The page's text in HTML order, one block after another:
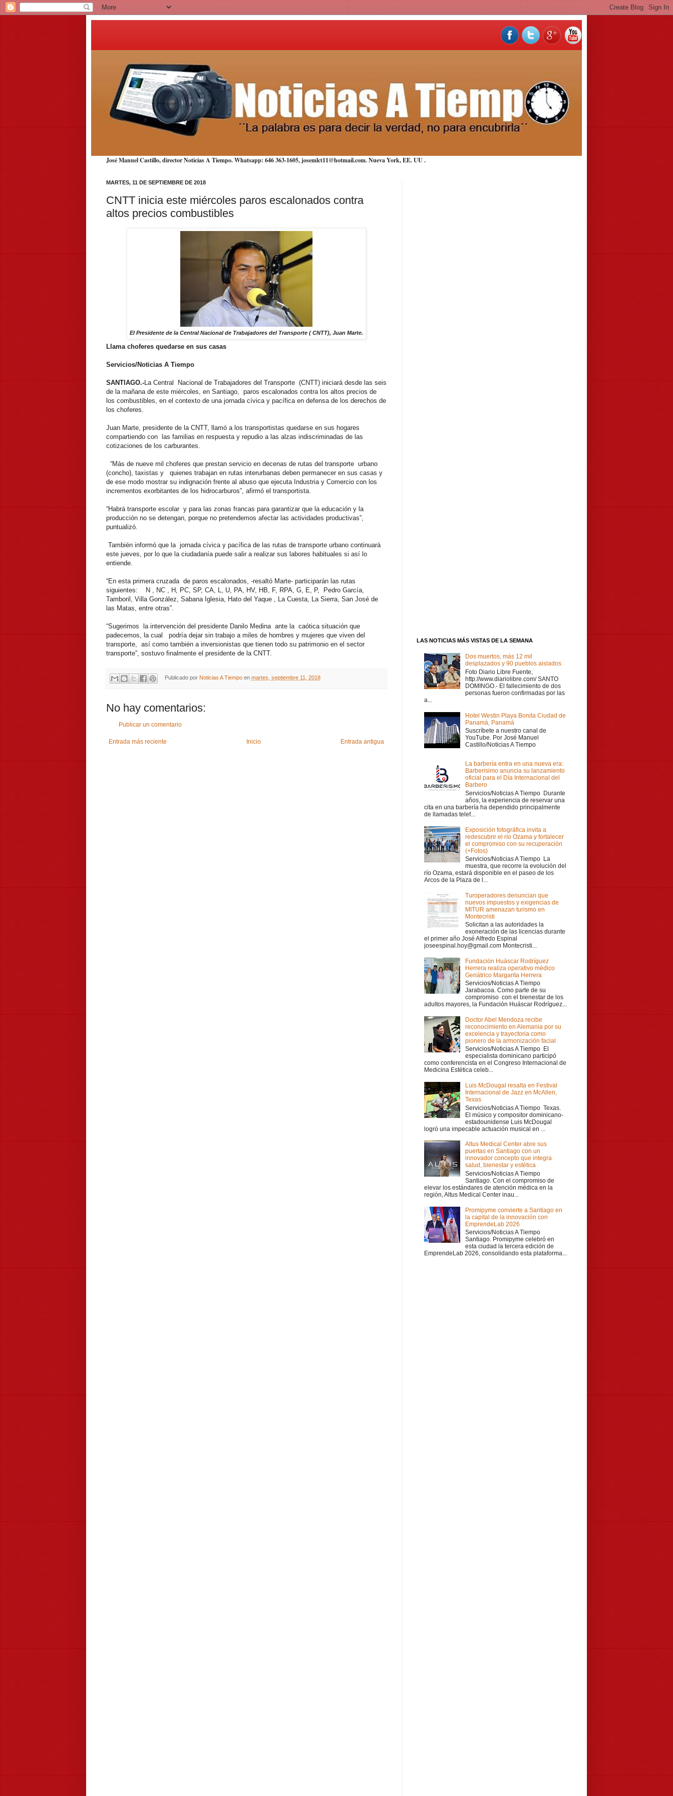
José Manuel Castillo, director Noticias A Tiempo. Whatsapp: 646 363-1605, josemlct11@hotmail.com. Nueva York,EE. UU.
MARTES, 11 DE SEPTIEMBRE DE 2018
CNTT inicia este miércoles paros escalonados contra
altos precios combustibles
El Presidente de la Central Nacional de Trabajadores del Transporte ( CNTT), Juan Marte.
Llama choferes quedarse en sus casas
Servicios/Noticias A Tiempo
SANTIAGO.-La Central Nacional de Trabajadores del Transporte (CNTT) iniciará desde las seis
de la mañana de este miércoles, en Santiago, paros escalonados contra los altos precios de
los combustibles, en el contexto de una jornada cívica y pacífica en defensa de los derechos de
los choferes.
Juan Marte, presidente de la CNTT, llamó a los transportistas quedarse en sus hogares
compartiendo con las familias en respuesta y repudio a las alzas indiscriminadas de las
cotizaciones de los carburantes.
“Más de nueve mil choferes que prestan servicio en decenas de rutas del transporte urbano
(concho), taxistas y quienes trabajan en rutas interurbanas deben permanecer en sus casas y
de ese modo mostrar su indignación frente al abuso que ejecuta Industria y Comercio con los
incrementos exorbitantes de los hidrocarburos”, afirmó el transportista.
“Habrá transporte escolar y para las zonas francas para garantizar que la educación y la
producción no se detengan, porque no pretendemos afectar las actividades productivas”,
puntualizó.
También informó que la jornada cívica y pacífica de las rutas de transporte urbano continuará
este jueves, por lo que la ciudadanía puede salir a realizar sus labores habituales si así lo
entiende.
“En esta primera cruzada de paros escalonados, -resaltó Marte- participarán las rutas
siguientes: N , NC , H, PC, SP, CA, L, U, PA, HV, HB, F, RPA, G, E, P, Pedro García,
Tamboril, Villa González, Sabana Iglesia, Hato del Yaque , La Cuesta, La Sierra, San José de
las Matas, entre otras”.
“Sugerimos la intervención del presidente Danilo Medina ante la caótica situación que
padecemos, la cual podría dejar sin trabajo a miles de hombres y mujeres que viven del
transporte, así como también a inversionistas que tienen todo su patrimonio en el sector
transporte”, sostuvo finalmente el presidente de la CNTT.
Publicado por Noticias A Tiempo en martes, septiembre 11, 2018
No hay comentarios:
Publicar un comentario
Entrada más reciente Entrada antigua
Inicio
LAS NOTICIAS MÁS VISTAS DE LA SEMANA
Dos muertos, más 12 mil
desplazados y 90 pueblos aislados
Foto Diario Libre Fuente,
http://www.diariolibre.com/ SANTO
DOMINGO.- El fallecimiento de dos
personas fueron confirmadas por las
a...
Hotel Westin Playa Bonita Ciudad de
Panamá, Panamá
Suscríbete a nuestro canal de
YouTube. Por José Manuel
Castillo/Noticias A Tiempo
La barbería entra en una nueva era:
Barberisimo anuncia su lanzamiento
oficial para el Día Internacional del
Barbero
Servicios/Noticias A Tiempo Durante
años, la experiencia de reservar una
cita en una barbería ha dependido principalmente
de llamadas telef...
Exposición fotográfica invita a
redescubrir el río Ozama y fortalecer
el compromiso con su recuperación
(+Fotos)
Servicios/Noticias A Tiempo La
muestra, que recorre la evolución del
río Ozama, estará disponible en el paseo de los
Arcos de la Plaza de l...
Turoperadores denuncian que
nuevos impuestos y exigencias de
MITUR amenazan turismo en
Montecristi
Solicitan a las autoridades la
exoneración de las licencias durante
el primer año José Alfredo Espinal
joseespinal.hoy@gmail.com Montecristi...
Fundación Huáscar Rodríguez
Herrera realiza operativo médico
Geriátrico Margarita Herrera
Servicios/Noticias A Tiempo
Jarabacoa. Como parte de su
compromiso con el bienestar de los
adultos mayores, la Fundación Huáscar Rodríguez...
Doctor Abel Mendoza recibe
reconocimiento en Alemania por su
excelencia y trayectoria como
pionero de la armonización facial
Servicios/Noticias A Tiempo El
especialista dominicano participó
como conferencista en el Congreso Internacional de
Medicina Estética celeb...
Luis McDougal resalta en Festival
Internacional de Jazz en McAllen,
Texas
Servicios/Noticias A Tiempo Texas.
El músico y compositor dominicano-
estadounidense Luis McDougal
logró una impecable actuación musical en ...
Altus Medical Center abre sus
puertas en Santiago con un
innovador concepto que integra
salud, bienestar y estética
Servicios/Noticias A Tiempo
Santiago. Con el compromiso de
elevar los estándares de atención médica en la
región, Altus Medical Center inau...
Promipyme convierte a Santiago en
la capital de la innovación con
EmprendeLab 2026
Servicios/Noticias A Tiempo
Santiago. Promipyme celebró en
esta ciudad la tercera edición de
EmprendeLab 2026, consolidando esta plataforma...